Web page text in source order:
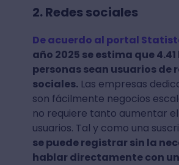
2. Redes sociales
De acuerdo al portal
año 2025 se estima que
personas sean usuarios de
sociales.Las empresas
son fácilmente negocios
no requiere tanto aumentar
usuarios. Tal y como una
se puede registrar sin la
hablar directamente con